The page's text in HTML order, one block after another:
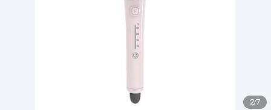
2/7